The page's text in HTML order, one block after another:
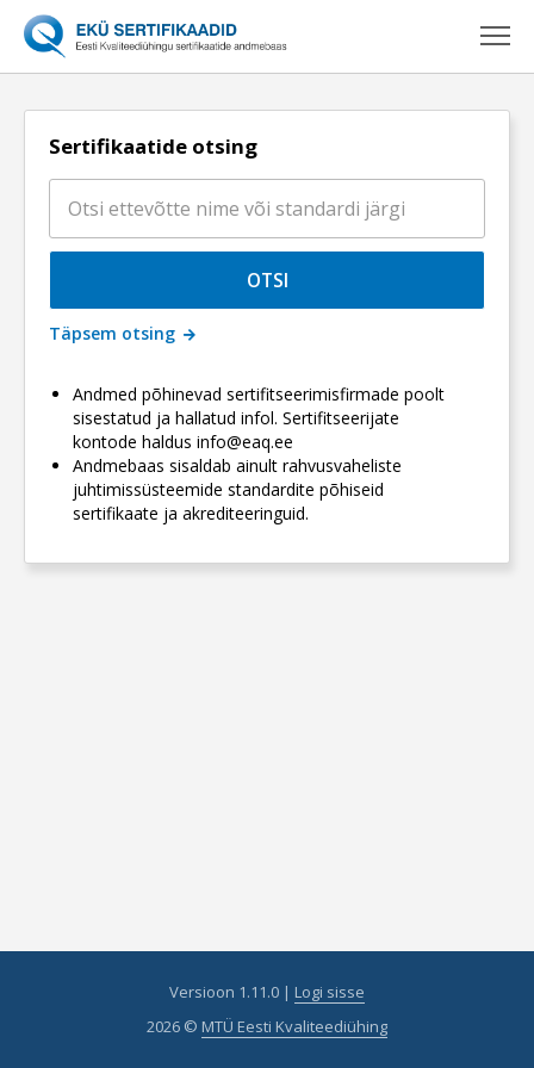
Sertifikaatide otsing
OTSI
Täpsem otsing
Andmed põhinevad sertifitseerimisfirmade poolt
sisestatud ja hallatud infol. Sertifitseerijate
kontode haldus info@eaq.ee
Andmebaas sisaldab ainult rahvusvaheliste
juhtimissüsteemide standardite põhiseid
sertifikaate ja akrediteeringuid.
Versioon 1.11.0 | Logi sisse
2026 © MTÜ Eesti Kvaliteediühing